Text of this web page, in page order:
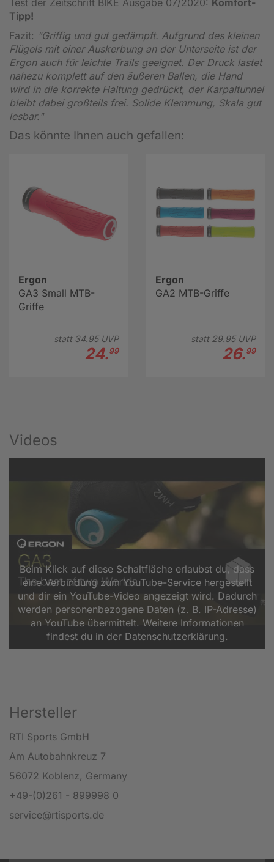
Tipp!
Fazit: "Griffig und gut gedämpft. Aufgrund des kleinen
Flügels mit einer Auskerbung an der Unterseite ist der
Ergon auch für leichte Trails geeignet. Der Druck lastet
nahezu komplett auf den äußeren Ballen, die Hand
wird in die korrekte Haltung gedrückt, der Karpaltunnel
bleibt dabei großteils frei. Solide Klemmung, Skala gut
lesbar."
Das könnte Ihnen auch gefallen:
Ergon
GA3 Small MTB-
Griffe
statt 34.95UVP
24.99
Ergon
GA2 MTB-Griffe
statt 29.95UVP
26.99
Videos
Beim Klick auf diese Schaltfläche erlaubst du, dass
eine Verbindung zum YouTube-Service hergestellt
und dir ein YouTube-Video angezeigt wird. Dadurch
werden personenbezogene Daten (z. B. IP-Adresse)
an YouTube übermittelt. Weitere Informationen
findest du in der Datenschutzerklärung.
Hersteller
RTI Sports GmbH
Am Autobahnkreuz 7
56072 Koblenz, Germany
+49-(0)261 - 899998 0
service@rtisports.de